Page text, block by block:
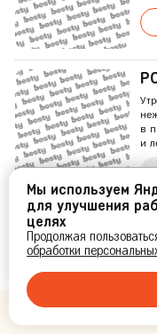
в
и
Ваш город:
ДА
Мы используем
для улучшения
целях
Продолжая
обработки